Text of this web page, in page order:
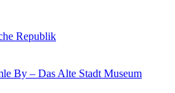
Republik
By – Das Alte Stadt Museum